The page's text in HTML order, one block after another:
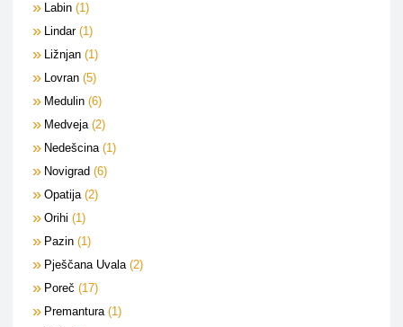
Labin 1
Lindar 1
Ližnjan 1
Lovran 5
Medulin 6
Medveja 2
Nedešcina 1
Novigrad 6
Opatija 2
Orihi
1
Pazin 1
Pješčana Uvala 2
Poreč
17
Premantura 1